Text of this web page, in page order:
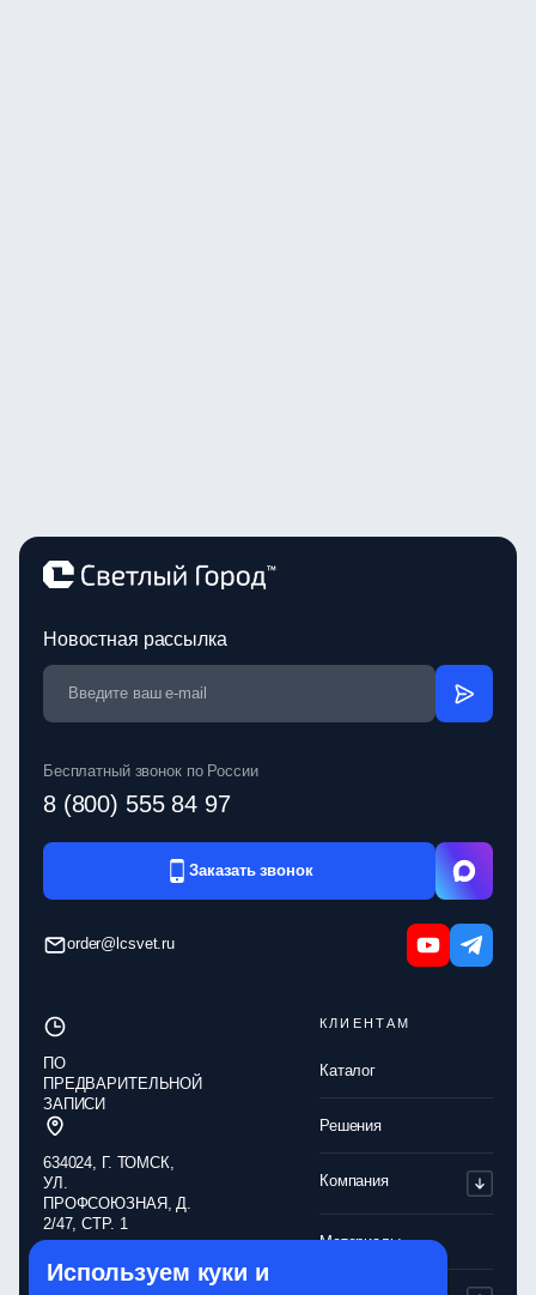
Новостная рассылка
Бесплатный звонок по России
8 (800) 555 84 97
Заказать звонок
order@lcsvet.ru
КЛИЕНТАМ
Каталог
Решения
Компания
Материалы
ПО
ПРЕДВАРИТЕЛЬНОЙ
ЗАПИСИ
634024, Г. ТОМСК,
УЛ.
ПРОФСОЮЗНАЯ, Д.
2/47, СТР. 1
Обработка
Используем куки и